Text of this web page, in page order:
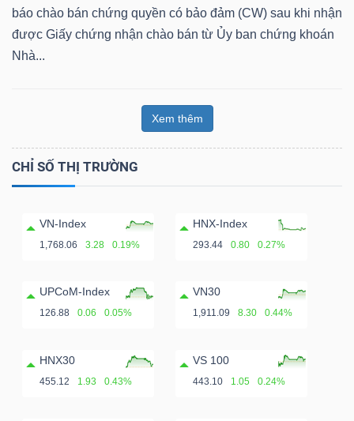
báo chào bán chứng quyền có bảo đảm (CW) sau khi nhận
được Giấy chứng nhận chào bán từ Ủy ban chứng khoán
Nhà...
Xem thêm
CHỈ SỐ THỊ TRƯỜNG
VN-Index
1,768.06 3.28 0.19%
HNX-Index
293.44 0.80 0.27%
UPCoM-Index
126.88 0.06 0.05%
VN30
1,911.09 8.30 0.44%
HNX30
455.12 1.93 0.43%
VS 100
443.10 1.05 0.24%
của
tác
giả
cáo
phân
ngữ
Dịch